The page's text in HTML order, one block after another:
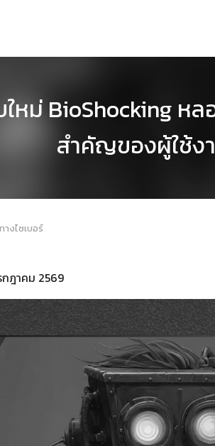
ม่ BioShocking หล
สำคัญของผู้ใช้ง
งไซเบอร์
ฎาคม 2569